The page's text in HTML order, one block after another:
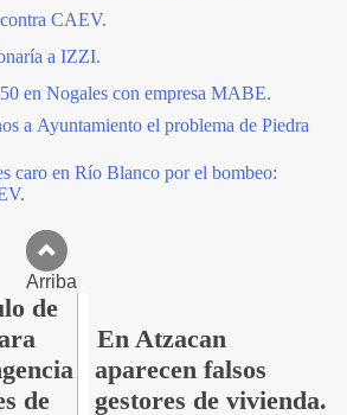
CAEV.
a IZZI.
en Nogales con empresa MABE.
a Ayuntamiento el problema de Piedra
caro en Río Blanco por el bombeo:
Arriba
de
de
En Atzacan
aparecen falsos
gestores de vivienda.